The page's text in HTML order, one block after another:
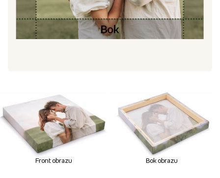
Front obrazu Bok obrazu